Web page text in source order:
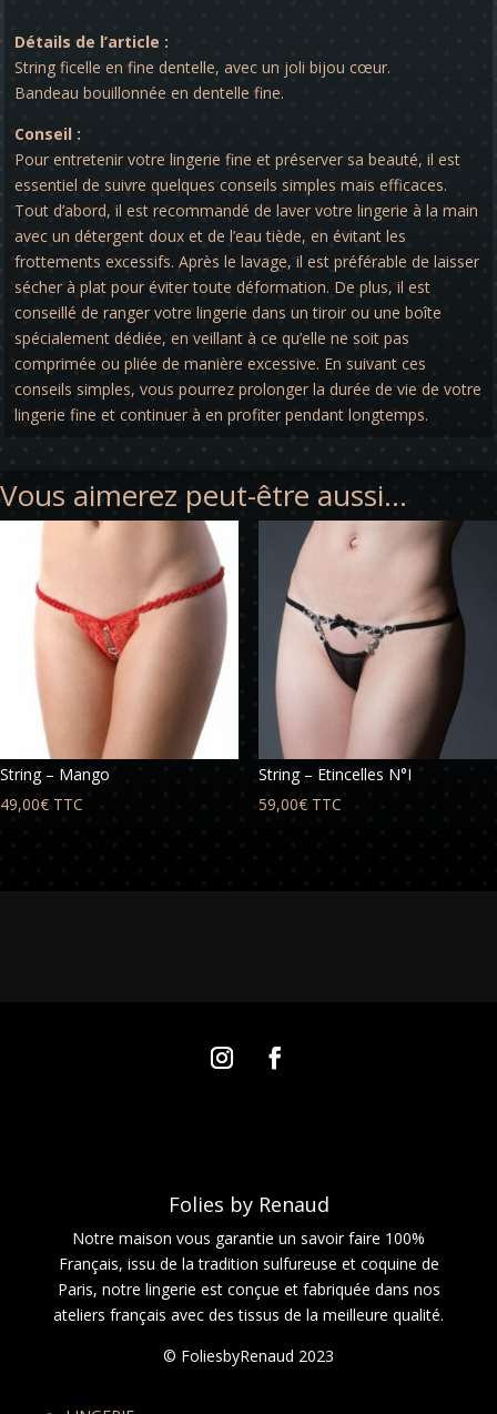
Détails de l’article :
String ficelle en fine dentelle, avec un joli bijou cœur.
Bandeau bouillonnée en dentelle fine.
Conseil :
Pour entretenir votre lingerie fine et préserver sa beauté, il est
essentiel de suivre quelques conseils simples mais efficaces.
Tout d’abord, il est recommandé de laver votre lingerie à la main
avec un détergent doux et de l’eau tiède, en évitant les
frottements excessifs. Après le lavage, il est préférable de laisser
sécher à plat pour éviter toute déformation. De plus, il est
conseillé de ranger votre lingerie dans un tiroir ou une boîte
spécialement dédiée, en veillant à ce qu’elle ne soit pas
comprimée ou pliée de manière excessive. En suivant ces
conseils simples, vous pourrez prolonger la durée de vie de votre
lingerie fine et continuer à en profiter pendant longtemps.
Vous aimerez peut-être aussi…
String – Mango
49,00€ TTC
String – Etincelles N°I
59,00€ TTC
Folies by Renaud
Notre maison vous garantie un savoir faire 100%
Français, issu de la tradition sulfureuse et coquine de
Paris, notre lingerie est conçue et fabriquée dans nos
ateliers français avec des tissus de la meilleure qualité.
© FoliesbyRenaud 2023